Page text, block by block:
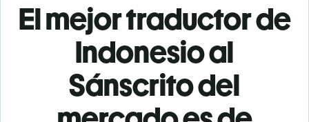
El mejor traductor de
Indonesio al
Sánscrito del